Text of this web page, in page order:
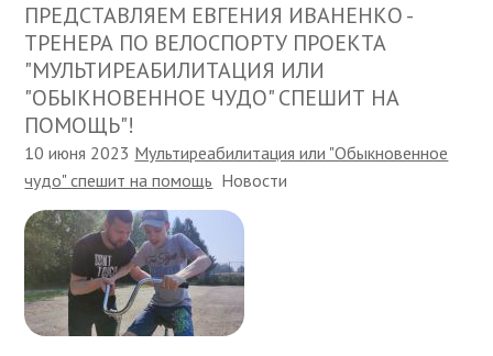
ПРЕДСТАВЛЯЕМ ЕВГЕНИЯ ИВАНЕНКО -
ТРЕНЕРА ПО ВЕЛОСПОРТУ ПРОЕКТА
"МУЛЬТИРЕАБИЛИТАЦИЯ ИЛИ
"ОБЫКНОВЕННОЕ ЧУДО" СПЕШИТ НА
ПОМОЩЬ"!
10 июня 2023 Мультиреабилитация или "Обыкновенное
чудо" спешит на помощь Новости